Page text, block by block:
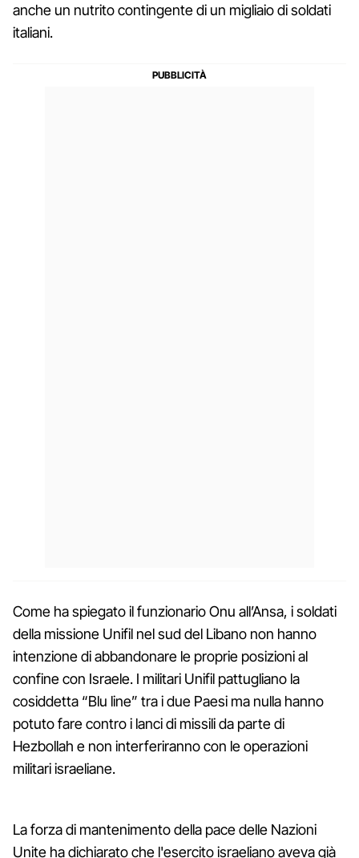
anche un nutrito contingente di un migliaio di soldati
italiani.
Come ha spiegato il funzionario Onu all’Ansa, i soldati
della missione Unifil nel sud del Libano non hanno
intenzione di abbandonare le proprie posizioni al
confine con Israele. I militari Unifil pattugliano la
cosiddetta “Blu line” tra i due Paesi ma nulla hanno
potuto fare contro i lanci di missili da parte di
Hezbollah e non interferiranno con le operazioni
militari israeliane.
La forza di mantenimento della pace delle Nazioni
Unite ha dichiarato che l'esercito israeliano aveva già